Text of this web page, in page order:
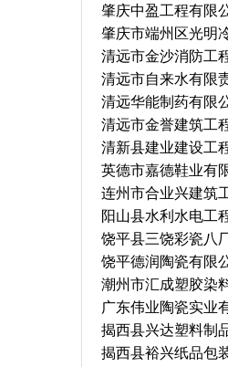
肇庆中盈工程有限
肇庆市端州区光明
清远市金沙消防工
清远市自来水有限
清远华能制药有限
清远市金誉建筑工
清新县建业建设工
英德市嘉德鞋业有
连州市合业兴建筑
阳山县水利水电工
饶平县三饶彩瓷八
饶平德润陶瓷有限
潮州市汇成塑胶染
广东伟业陶瓷实业
揭西县兴达塑料制
揭西县裕兴纸品包